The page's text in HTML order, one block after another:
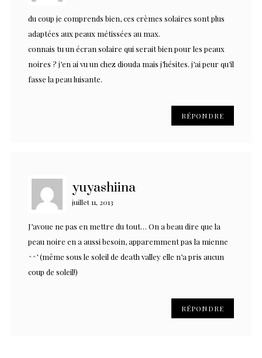
du coup je comprends bien, ces crèmes solaires sont plus
adaptées aux peaux métissées au max.
connais tu un écran solaire qui serait bien pour les peaux
noires ? j’en ai vu un chez diouda mais j’hésites. j’ai peur qu’il
fasse la peau luisante.
RÉPONDRE
yuyashiina
juillet 11, 2013
J’avoue ne pas en mettre du tout… On a beau dire que la
peau noire en a aussi besoin, apparemment pas la mienne
^^’ (même sous le soleil de death valley elle n’a pris aucun
coup de soleil!)
RÉPONDRE